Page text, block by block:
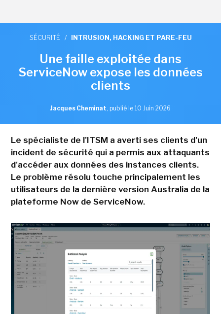
SÉCURITÉ / INTRUSION, HACKING ET PARE-FEU
Une faille exploitée dans
ServiceNow expose les données
clients
Jacques Cheminat, publié le 10 Juin 2026
Le spécialiste de l'ITSM a averti ses clients d'un
incident de sécurité qui a permis aux attaquants
d'accéder aux données des instances clients.
Le problème résolu touche principalement les
utilisateurs de la dernière version Australia de la
plateforme Now de ServiceNow.